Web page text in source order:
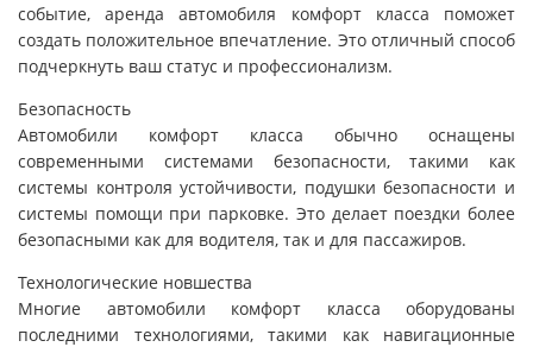
событие, аренда автомобиля комфорт класса поможет
создать положительное впечатление. Это отличный способ
подчеркнуть ваш статус и профессионализм.
Безопасность
Автомобили комфорт класса обычно оснащены
современными системами безопасности, такими как
системы контроля устойчивости, подушки безопасности и
системы помощи при парковке. Это делает поездки более
безопасными как для водителя, так и для пассажиров.
Технологические новшества
Многие автомобили комфорт класса оборудованы
последними технологиями, такими как навигационные